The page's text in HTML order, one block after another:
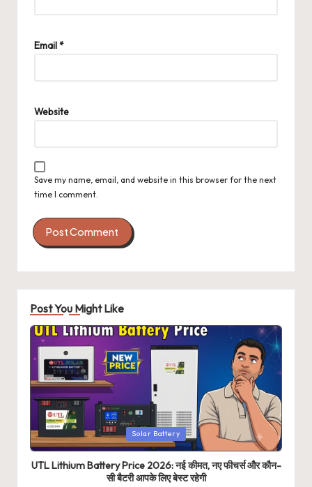
Email*
Website
Save my name, email, and website in this browser for the next
time I comment.
Post You Might Like
Posted
in
Solar Battery
UTL Lithium Battery Price 2026: नई कीमत, नए फीचर्स और कौन-
सी बैटरी आपके लिए बेस्ट रहेगी